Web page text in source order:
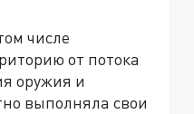
числе
от потока
оружия и
выполняла свои